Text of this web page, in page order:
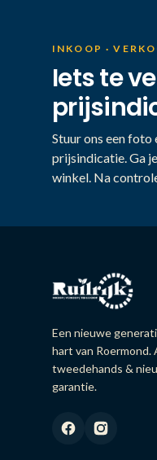
INKOOP ·
Iets te
Stuur ons een
prijsindicatie. Ga
winkel. Na
Een nieuwe
hart van Roermond.
tweedehands &
garantie.